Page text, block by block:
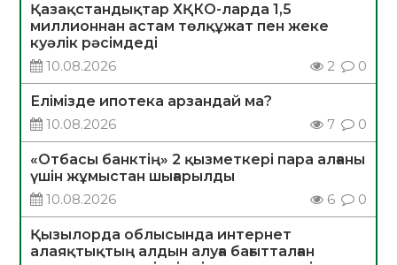
Қазақстандықтар ХҚКО-ларда 1,5
миллионнан астам төлқұжат пен жеке
куәлік рәсімдеді
10.08.2026
2 0
Елімізде ипотека арзандай ма?
10.08.2026
7 0
«Отбасы банктің» 2 қызметкері пара алғаны
үшін жұмыстан шығарылды
10.08.2026
6 0
Қызылорда облысында интернет
алаяқтықтың алдын алуға бағытталған